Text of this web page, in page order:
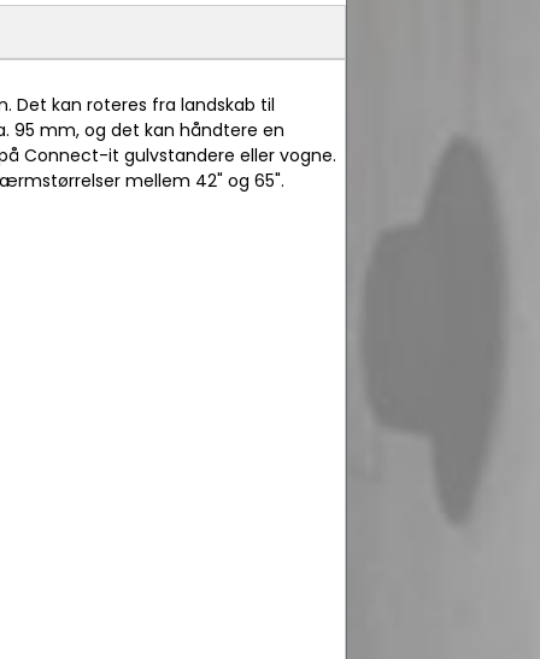
Det kan roteres fra landskab til
95 mm, og det kan håndtere en
Connect-it gulvstandere eller vogne.
mellem 42" og 65".